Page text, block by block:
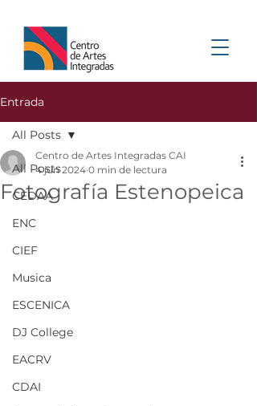
Entrada
All Posts
CEDAA
ENC
CIEF
Musica
ESCENICA
DJ College
EACRV
CDAI
All Posts
Fotografía Estenopeica
Centro de Artes Integradas CAI
4 jun 2024 0 min de lectura